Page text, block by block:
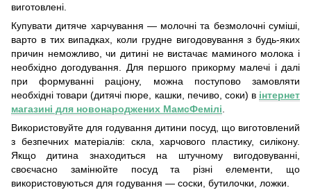
виготовлені.
Купувати дитяче харчування — молочні та безмолочні суміші,
варто в тих випадках, коли грудне вигодовування з будь-яких
причин неможливо, чи дитині не вистачає маминого молока і
необхідно догодування. Для першого прикорму малечі і далі
при формуванні раціону, можна поступово замовляти
необхідні товари (дитячі пюре, кашки, печиво, соки) в інтернет
магазині для новонароджених МамсФемілі.
Використовуйте для годування дитини посуд, що виготовлений
з безпечних матеріалів: скла, харчового пластику, силікону.
Якщо дитина знаходиться на штучному вигодовуванні,
своєчасно замінюйте посуд та різні елементи, що
використовуються для годування — соски, бутилочки, ложки.